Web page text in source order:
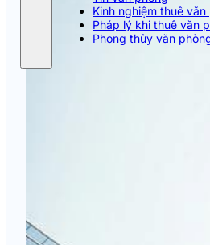
Kinh nghiệm thuê văn
Pháp lý khi thuê văn
Phong thủy văn